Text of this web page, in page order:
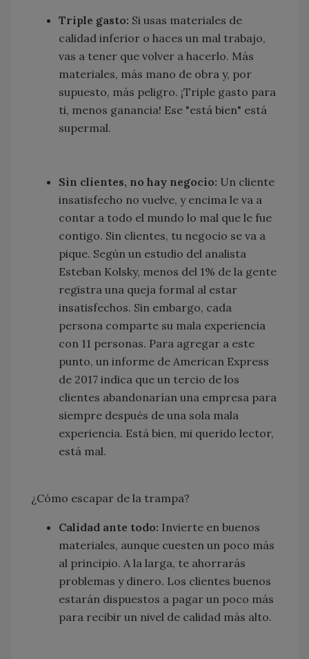
Triple gasto: Si usas materiales de
calidad inferior o haces un mal trabajo,
vas a tener que volver a hacerlo. Más
materiales, más mano de obra y, por
supuesto, más peligro. ¡Triple gasto para
ti, menos ganancia! Ese "está bien" está
supermal.
Sin clientes, no hay negocio: Un cliente
insatisfecho no vuelve, y encima le va a
contar a todo el mundo lo mal que le fue
contigo. Sin clientes, tu negocio se va a
pique. Según un estudio del analista
Esteban Kolsky, menos del 1% de la gente
registra una queja formal al estar
insatisfechos. Sin embargo, cada
persona comparte su mala experiencia
con 11 personas. Para agregar a este
punto, un informe de American Express
de 2017 indica que un tercio de los
clientes abandonarían una empresa para
siempre después de una sola mala
experiencia. Está bien, mi querido lector,
está mal.
¿Cómo escapar de la trampa?
Calidad ante todo: Invierte en buenos
materiales, aunque cuesten un poco más
al principio. A la larga, te ahorrarás
problemas y dinero. Los clientes buenos
estarán dispuestos a pagar un poco más
para recibir un nivel de calidad más alto.